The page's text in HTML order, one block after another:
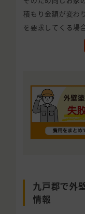
積もり金額が変わ
を要求してくる場
九戸郡で外
情報